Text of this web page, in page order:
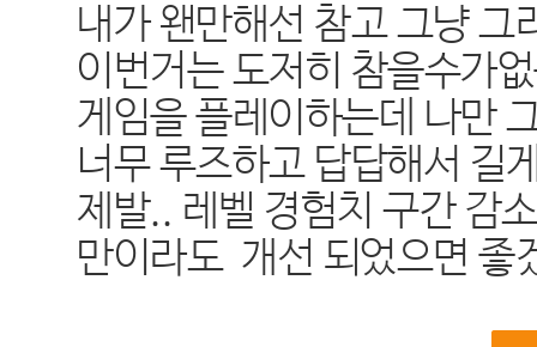
내가 왠만해선 참고 그냥
이번거는 도저히 참을수가
게임을 플레이하는데 나만
너무 루즈하고 답답해서 길
제발.. 레벨 경험치 구간 감
만이라도 개선 되었으면 좋